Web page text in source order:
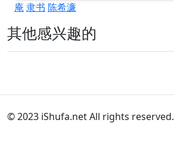
庵 隶书 陈希濂
其他感兴趣的
© 2023 iShufa.net All rights reserved.